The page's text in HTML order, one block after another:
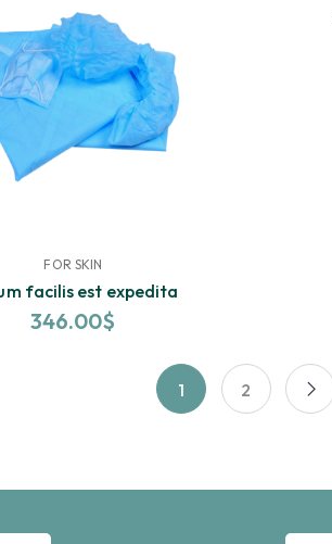
FOR SKIN
facilis est expedita
346.00$
1 2